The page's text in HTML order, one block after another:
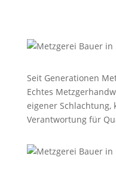
Seit Generationen
Echtes
eigener Schlachtung,
Verantwortung für